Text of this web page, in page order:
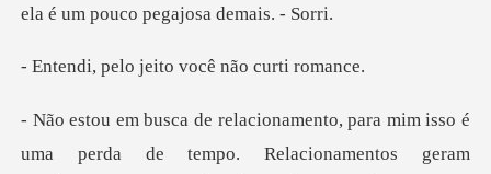
jeito você não
Relacionamentos geram